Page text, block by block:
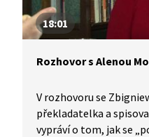
18:01
Rozhovor s Alenou
V rozhovoru se
překladatelka a
vypráví o tom, jak se